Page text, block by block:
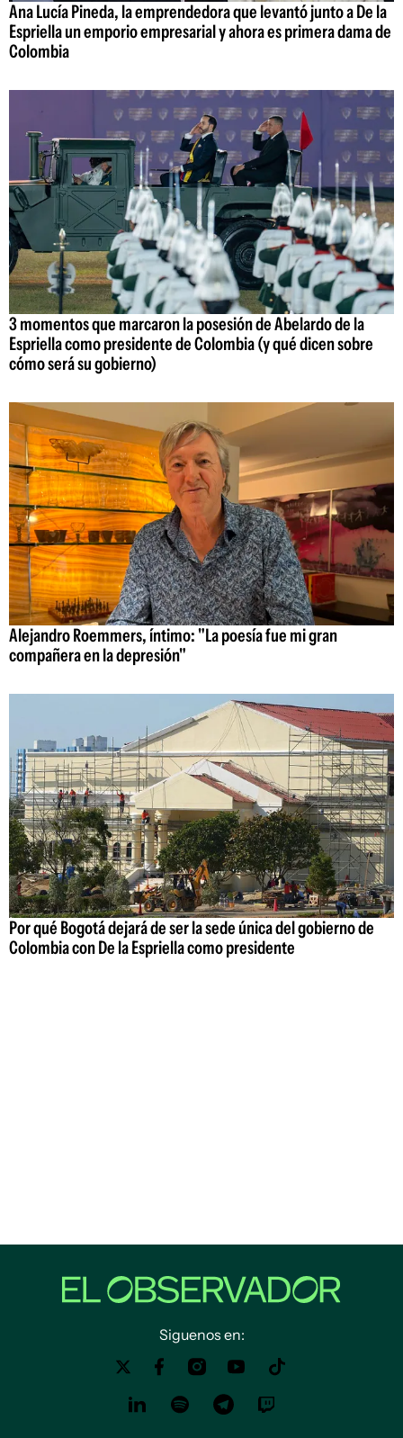
Ana Lucía Pineda, la emprendedora que levantó junto a De la
Espriella un emporio empresarial y ahora es primera dama de
Colombia
3 momentos que marcaron la posesión de Abelardo de la
Espriella como presidente de Colombia (y qué dicen sobre
cómo será su gobierno)
Alejandro Roemmers, íntimo: "La poesía fue mi gran
compañera en la depresión"
Por qué Bogotá dejará de ser la sede única del gobierno de
Colombia con De la Espriella como presidente
Siguenos en: